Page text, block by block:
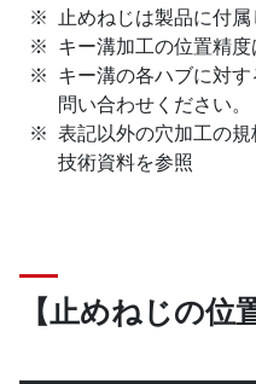
止めねじは製品に付属
キー溝加工の位置精度
キー溝の各ハブに対
問い合わせください。
表記以外の穴加工の
技術資料を参照
【止めねじの位